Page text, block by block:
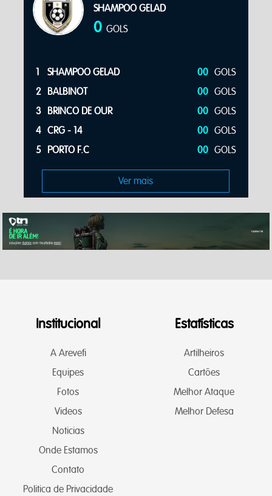
SHAMPOO GELAD
0 GOLS
1 SHAMPOO GELAD 00 GOLS
2 BALBINOT 00 GOLS
3 BRINCO DE OUR 00 GOLS
4 CRG - 14 00 GOLS
5 PORTO F.C 00 GOLS
Ver mais
Institucional
A Arevefi
Equipes
Fotos
Videos
Noticias
Onde Estamos
Contato
Politica de Privacidade
Estatísticas
Artilheiros
Cartões
Melhor Ataque
Melhor Defesa